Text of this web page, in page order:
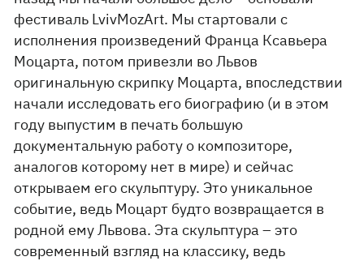
фестиваль LvivMozArt. Мы стартовали с
исполнения произведений Франца Ксавьера
Моцарта, потом привезли во Львов
оригинальную скрипку Моцарта, впоследствии
начали исследовать его биографию (и в этом
году выпустим в печать большую
документальную работу о композиторе,
аналогов которому нет в мире) и сейчас
открываем его скульптуру. Это уникальное
событие, ведь Моцарт будто возвращается в
родной ему Львова. Эта скульптура – это
современный взгляд на классику, ведь